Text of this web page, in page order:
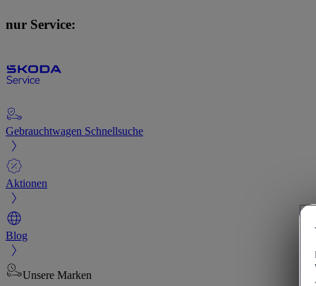
nur Service:
Gebrauchtwagen Schnellsuche
Aktionen
Blog
Unsere Marken